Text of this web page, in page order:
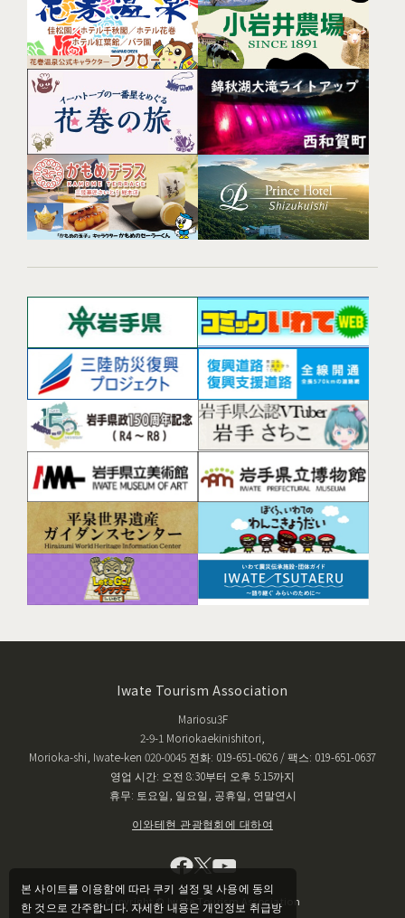
본 사이트를 이용함에 따라 쿠키 설정 및 사용에 동의
한 것으로 간주합니다. 자세한 내용은 개인정보 취급방
Iwate Tourism Association
Mariosu3F
2-9-1 Moriokaekinishitori,
Morioka-shi, Iwate-ken 020-0045 전화: 019-651-0626 / 팩스: 019-651-0637
영업 시간: 오전 8:30부터 오후 5:15까지
휴무: 토요일, 일요일, 공휴일, 연말연시
이와테현 관광협회에 대하여
Copyright © Iwate Tourism Association